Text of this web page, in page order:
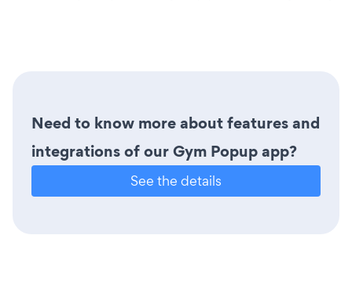
Need to know more about features and
integrations of our Gym Popup app?
See the details